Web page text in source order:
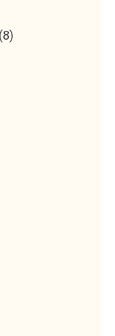
nel
analisi bilanci,
compiti a valore
(8)